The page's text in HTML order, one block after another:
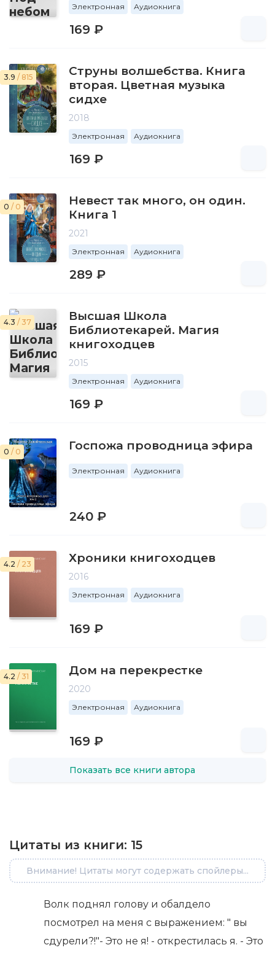
Электронная Аудиокнига
169 ₽
3.9 / 815
Струны волшебства. Книга
вторая. Цветная музыка
сидхе
2018
Электронная Аудиокнига
169 ₽
0 / 0
Невест так много, он один.
Книга 1
2021
Электронная Аудиокнига
289 ₽
4.3 / 37
Высшая Школа
Библиотекарей. Магия
книгоходцев
2015
Электронная Аудиокнига
169 ₽
0 / 0 Госпожа проводница эфира
Электронная Аудиокнига
240 ₽
4.2 / 23 Хроники книгоходцев
2016
Электронная Аудиокнига
169 ₽
4.2 / 31 Дом на перекрестке
2020
Электронная Аудиокнига
169 ₽
Показать все книги автора
Цитаты из книги: 15
Внимание! Цитаты могут содержать спойлеры...
Волк поднял голову и обалдело
посмотрел на меня с выражением: " вы
сдурели?!"- Это не я! - открестилась я. - Это